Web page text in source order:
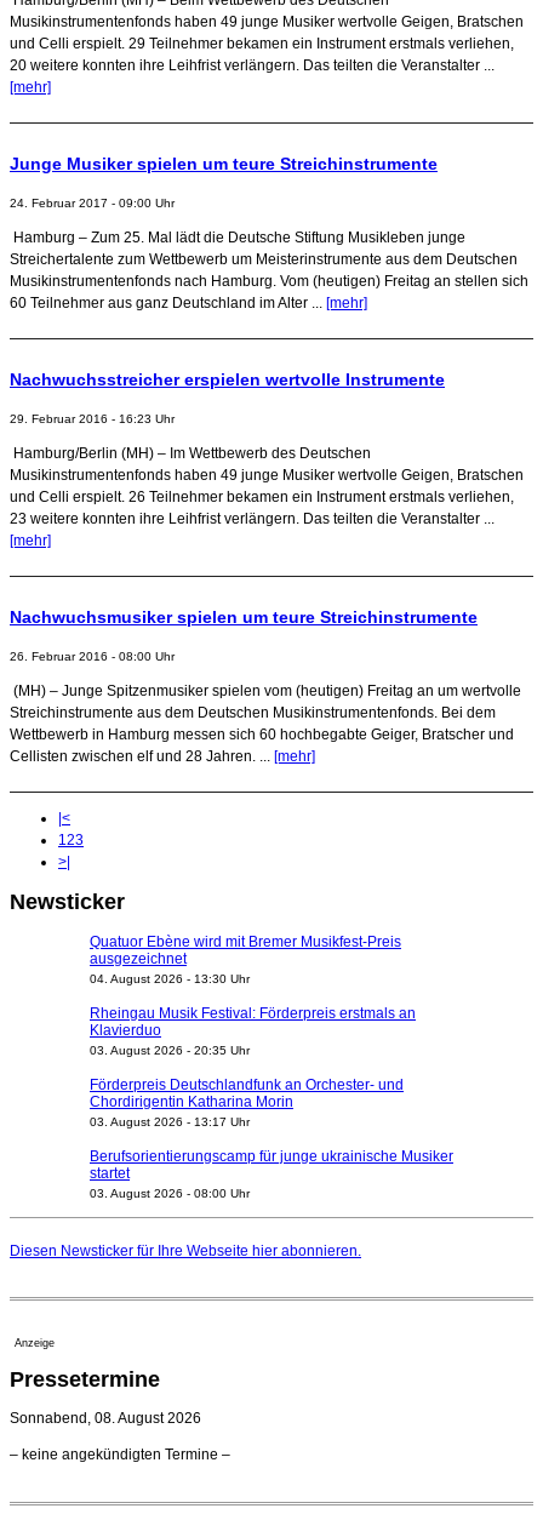
Musikinstrumentenfonds haben 49 junge Musiker wertvolle Geigen, Bratschen
und Celli erspielt. 29 Teilnehmer bekamen ein Instrument erstmals verliehen,
20 weitere konnten ihre Leihfrist verlängern. Das teilten die Veranstalter ...
[mehr]
Junge Musiker spielen um teure Streichinstrumente
24. Februar 2017 - 09:00 Uhr
Hamburg – Zum 25. Mal lädt die Deutsche Stiftung Musikleben junge
Streichertalente zum Wettbewerb um Meisterinstrumente aus dem Deutschen
Musikinstrumentenfonds nach Hamburg. Vom (heutigen) Freitag an stellen sich
60 Teilnehmer aus ganz Deutschland im Alter ... [mehr]
Nachwuchsstreicher erspielen wertvolle Instrumente
29. Februar 2016 - 16:23 Uhr
Hamburg/Berlin (MH) – Im Wettbewerb des Deutschen
Musikinstrumentenfonds haben 49 junge Musiker wertvolle Geigen, Bratschen
und Celli erspielt. 26 Teilnehmer bekamen ein Instrument erstmals verliehen,
23 weitere konnten ihre Leihfrist verlängern. Das teilten die Veranstalter ...
[mehr]
Nachwuchsmusiker spielen um teure Streichinstrumente
26. Februar 2016 - 08:00 Uhr
(MH) – Junge Spitzenmusiker spielen vom (heutigen) Freitag an um wertvolle
Streichinstrumente aus dem Deutschen Musikinstrumentenfonds. Bei dem
Wettbewerb in Hamburg messen sich 60 hochbegabte Geiger, Bratscher und
Cellisten zwischen elf und 28 Jahren. ... [mehr]
|<
1 23
>|
Newsticker
Quatuor Ebène wird mit Bremer Musikfest-Preis
ausgezeichnet
04. August 2026 - 13:30 Uhr
Rheingau Musik Festival: Förderpreis erstmals an
Klavierduo
03. August 2026 - 20:35 Uhr
Förderpreis Deutschlandfunk an Orchester- und
Chordirigentin Katharina Morin
03. August 2026 - 13:17 Uhr
Berufsorientierungscamp für junge ukrainische Musiker
startet
03. August 2026 - 08:00 Uhr
Nationaltheater Mannheim
Regensburger Generalmusikdirektor Stefan Veselka
Kammerorchester Heilbronn: Chefdirigent Risto Joost
verlängert bis 2030
Ensemblemitglieder
Diesen Newsticker für Ihre Webseite hier abonnieren.
Anzeige
Pressetermine
Sonnabend, 08. August 2026
– keine angekündigten Termine –